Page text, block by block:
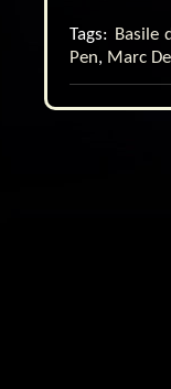
Tags: Basile
Pen, Marc